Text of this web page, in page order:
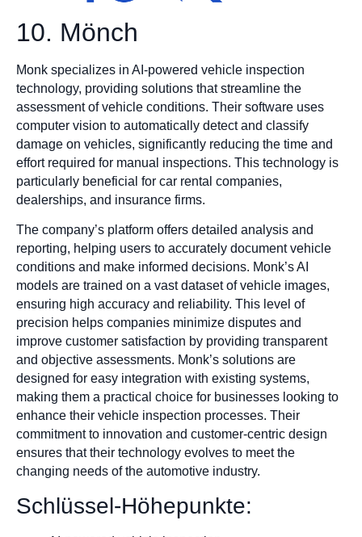
10. Mönch
Monk specializes in AI-powered vehicle inspection
technology, providing solutions that streamline the
assessment of vehicle conditions. Their software uses
computer vision to automatically detect and classify
damage on vehicles, significantly reducing the time and
effort required for manual inspections. This technology is
particularly beneficial for car rental companies,
dealerships, and insurance firms.
The company’s platform offers detailed analysis and
reporting, helping users to accurately document vehicle
conditions and make informed decisions. Monk’s AI
models are trained on a vast dataset of vehicle images,
ensuring high accuracy and reliability. This level of
precision helps companies minimize disputes and
improve customer satisfaction by providing transparent
and objective assessments. Monk’s solutions are
designed for easy integration with existing systems,
making them a practical choice for businesses looking to
enhance their vehicle inspection processes. Their
commitment to innovation and customer-centric design
ensures that their technology evolves to meet the
changing needs of the automotive industry.
Schlüssel-Höhepunkte: